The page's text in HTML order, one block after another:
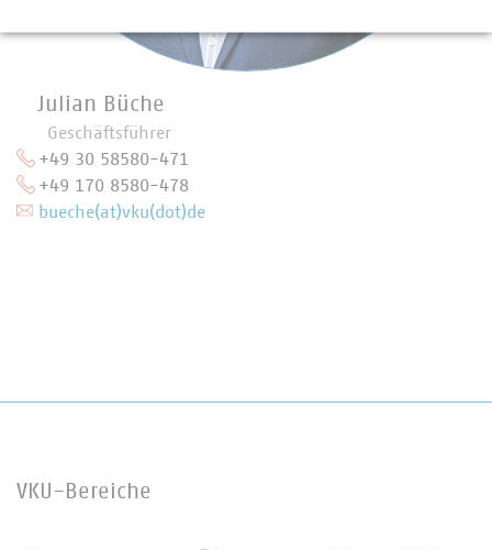
Julian Büche
Geschäftsführer
+49 30 58580-471
+49 170 8580-478
bueche(at)vku(dot)de
VKU-Bereiche